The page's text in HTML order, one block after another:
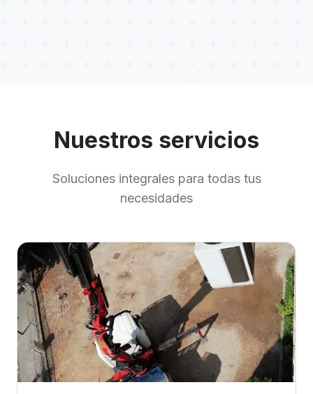
Nuestros servicios
Soluciones integrales para todas tus
necesidades